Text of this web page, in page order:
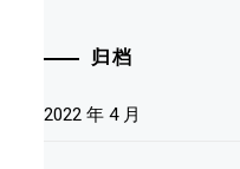
归档
2022 年 4 月